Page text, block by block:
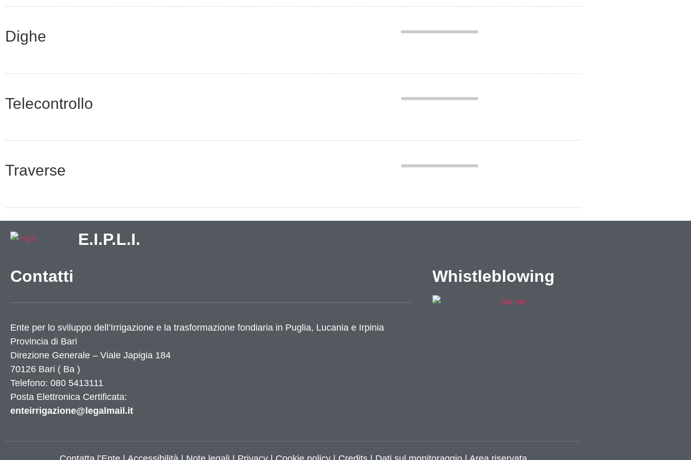
Dighe
Telecontrollo
Traverse
E.I.P.L.I.
Contatti
Ente per lo sviluppo dell’Irrigazione e la trasformazione fondiaria in Puglia, Lucania e Irpinia
Provincia di Bari
Direzione Generale – Viale Japigia 184
70126 Bari ( Ba )
Telefono: 080 5413111
Posta Elettronica Certificata:
enteirrigazione@legalmail.it
Whistleblowing